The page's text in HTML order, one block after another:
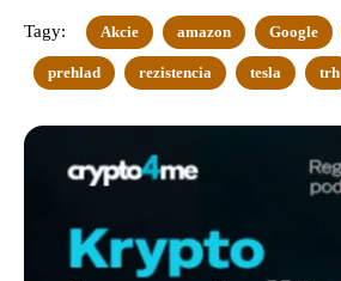
Tagy: Akcie amazon Google
prehlad rezistencia tesla trh